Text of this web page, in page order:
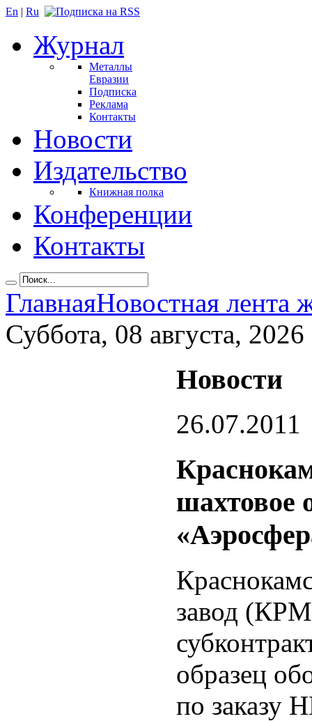
En | Ru
Журнал
Металлы
Евразии
Подписка
Реклама
Контакты
Новости
Издательство
Книжная полка
Конференции
Контакты
ГлавнаяНовостная лента
Суббота, 08 августа, 2026
Новости
26.07.2011
шахтовое
завод
образец
по заказу